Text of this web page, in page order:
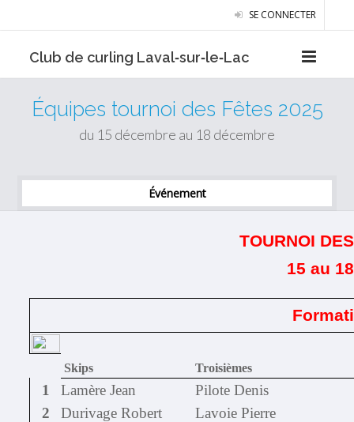
SE CONNECTER
Club de curling Laval‑sur‑le‑Lac
Équipes tournoi des Fêtes 2025
du 15 décembre au 18 décembre
Événement
TOURNOI
15 au
Skips Troisièmes
1 Lamère Jean
Pilote Denis
2
Durivage Robert
Lavoie Pierre